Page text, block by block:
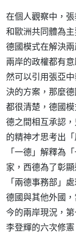
在個人觀察中，
和歐洲共同體為
德國模式在解決
兩岸的政權都有
然可以引用張亞
決的方案，那麼
都很清楚，德國
德之間相互承認
的精神才思考出
「一德」解釋為
家，西德為了彰
「兩德事務部」
德國與其他外國
今的兩岸現況，
李登輝的六次修